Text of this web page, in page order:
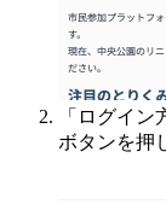
「ログイ
ボタンを押